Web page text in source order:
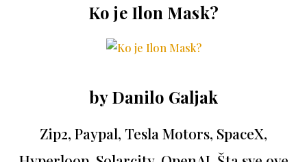
Ko je Ilon Mask?
byDanilo Galjak
Zip2, Paypal, Tesla Motors, SpaceX,